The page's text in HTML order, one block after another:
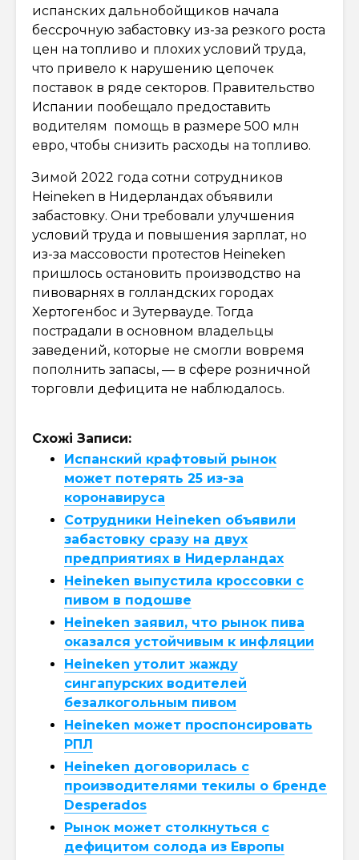
испанских дальнобойщиков начала
бессрочную забастовку из-за резкого роста
цен на топливо и плохих условий труда,
что привело к нарушению цепочек
поставок в ряде секторов. Правительство
Испании пообещало предоставить
водителям помощь в размере 500 млн
евро, чтобы снизить расходы на топливо.
Зимой 2022 года сотни сотрудников
Heineken в Нидерландах объявили
забастовку. Они требовали улучшения
условий труда и повышения зарплат, но
из-за массовости протестов Heineken
пришлось остановить производство на
пивоварнях в голландских городах
Хертогенбос и Зутервауде. Тогда
пострадали в основном владельцы
заведений, которые не смогли вовремя
пополнить запасы, — в сфере розничной
торговли дефицита не наблюдалось.
Схожі Записи:
Испанский крафтовый рынок
может потерять 25 из-за
коронавируса
Сотрудники Heineken объявили
забастовку сразу на двух
предприятиях в Нидерландах
Heineken выпустила кроссовки с
пивом в подошве
Heineken заявил, что рынок пива
оказался устойчивым к инфляции
Heineken утолит жажду
сингапурских водителей
безалкогольным пивом
Heineken может проспонсировать
РПЛ
Heineken договорилась с
производителями текилы о бренде
Desperados
Рынок может столкнуться с
дефицитом солода из Европы